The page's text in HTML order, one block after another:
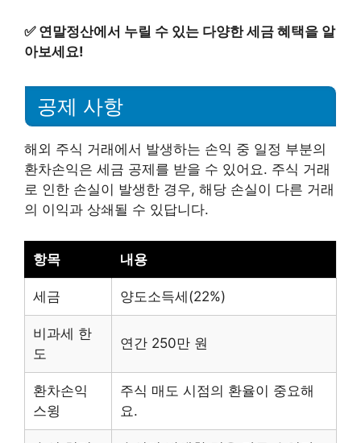
✅ 연말정산에서 누릴 수 있는 다양한 세금 혜택을 알
아보세요!
공제 사항
해외 주식 거래에서 발생하는 손익 중 일정 부분의
환차손익은 세금 공제를 받을 수 있어요. 주식 거래
로 인한 손실이 발생한 경우, 해당 손실이 다른 거래
의 이익과 상쇄될 수 있답니다.
항목 내용
세금 양도소득세(22%)
비과세 한
도
연간 250만 원
환차손익
스윙
주식 매도 시점의 환율이 중요해
요.